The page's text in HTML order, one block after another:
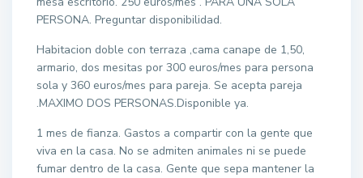
PERSONA. Preguntar disponibilidad.
Habitacion doble con terraza ,cama canape de 1,50,
armario, dos mesitas por 300 euros/mes para persona
sola y 360 euros/mes para pareja. Se acepta pareja
.MAXIMO DOS PERSONAS.Disponible ya.
1 mes de fianza. Gastos a compartir con la gente que
viva en la casa. No se admiten animales ni se puede
fumar dentro de la casa. Gente que sepa mantener la